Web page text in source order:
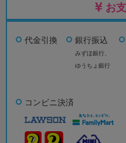
お
代金引換 銀行振込
みずほ銀行、
ゆうちょ銀行
コンビニ決済